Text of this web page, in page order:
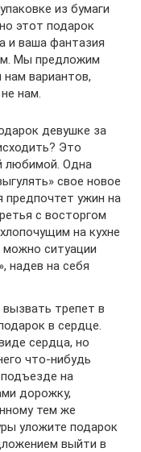
из бумаги
этот подарок
и ваша фантазия
Мы предложим
нам вариантов,
нам.
девушке за
Это
любимой. Одна
свое новое
предпочтет ужин на
с восторгом
на кухне
можно ситуации
надев на себя
трепет в
в сердце.
сердца, но
что-нибудь
на
дорожку,
тем же
уложите подарок
выйти в